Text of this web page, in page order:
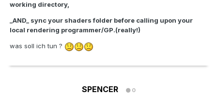
working directory,
_AND_ sync your shaders folder before calling upon your
local rendering programmer/GP.(really!)
was soll ich tun ?
SPENCER 0